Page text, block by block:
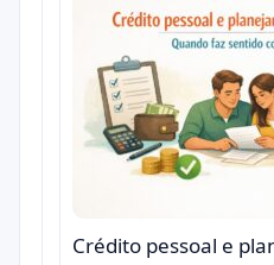
Crédito pessoal e